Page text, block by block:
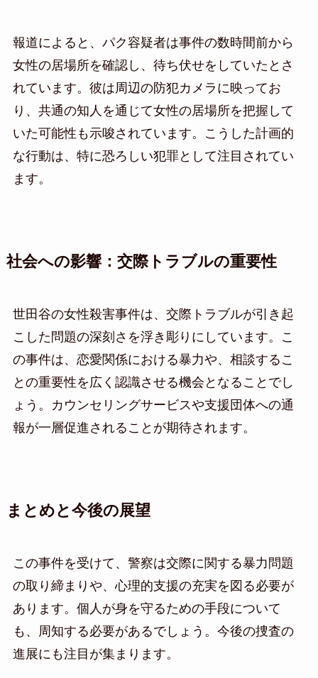
報道によると、パク容疑者は事件の数時間前から
女性の居場所を確認し、待ち伏せをしていたとさ
れています。彼は周辺の防犯カメラに映ってお
り、共通の知人を通じて女性の居場所を把握して
いた可能性も示唆されています。こうした計画的
な行動は、特に恐ろしい犯罪として注目されてい
ます。
社会への影響：交際トラブルの重要性
世田谷の女性殺害事件は、交際トラブルが引き起
こした問題の深刻さを浮き彫りにしています。こ
の事件は、恋愛関係における暴力や、相談するこ
との重要性を広く認識させる機会となることでし
ょう。カウンセリングサービスや支援団体への通
報が一層促進されることが期待されます。
まとめと今後の展望
この事件を受けて、警察は交際に関する暴力問題
の取り締まりや、心理的支援の充実を図る必要が
あります。個人が身を守るための手段について
も、周知する必要があるでしょう。今後の捜査の
進展にも注目が集まります。